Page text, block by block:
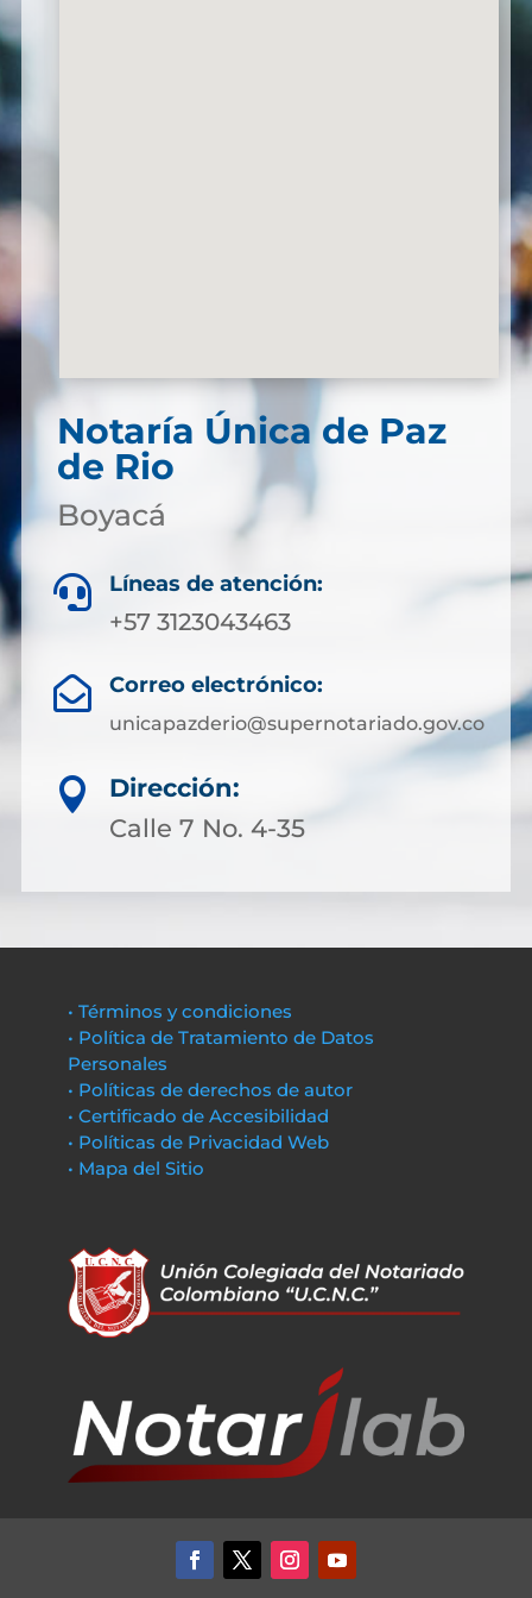
Notaría Única de Paz
de Rio
Boyacá
 Líneas de atención:
+57 3123043463
 Correo electrónico:
unicapazderio@supernotariado.gov.co

Dirección:
Calle 7 No. 4-35
• Términos y condiciones
• Política de Tratamiento de Datos
Personales
• Políticas de derechos de autor
• Certificado de Accesibilidad
• Políticas de Privacidad Web
• Mapa del Sitio